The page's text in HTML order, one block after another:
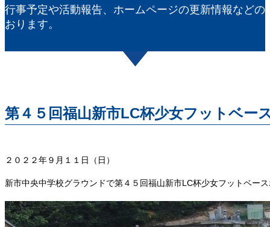
行事予定や活動報告、ホームページの更新情報などの
おります。
第４５回福山新市LC杯少女フットベー
２０２２年９月１１日（日）
新市中央中学校グラウンドで第４５回福山新市LC杯少女フットベー